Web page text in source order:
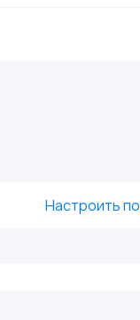
Настроить